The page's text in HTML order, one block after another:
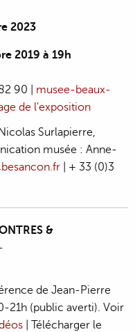
2023
2019 à 19h
90 | musee-beaux-
de l'exposition
Surlapierre,
musée : Anne-
| + 33 (0)3
&
de Jean-Pierre
21h (public averti). Voir
| Télécharger le